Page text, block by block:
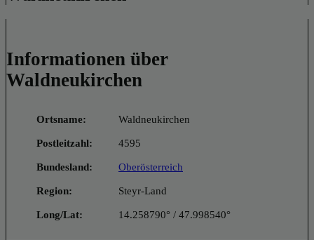
Informationen über
Waldneukirchen
Ortsname: Waldneukirchen
Postleitzahl: 4595
Bundesland: Oberösterreich
Region: Steyr-Land
Long/Lat: 14.258790° / 47.998540°